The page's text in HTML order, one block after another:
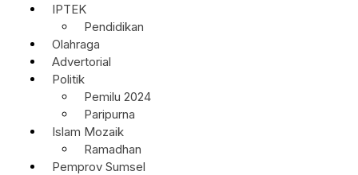
IPTEK
Pendidikan
Olahraga
Advertorial
Politik
Pemilu 2024
Paripurna
Islam Mozaik
Ramadhan
Pemprov Sumsel